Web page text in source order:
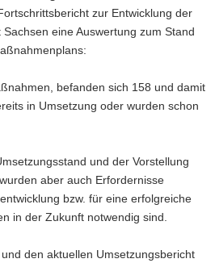
zur Entwicklung der
eine Auswertung zum Stand
befanden sich 158 und damit
in Umsetzung oder wurden schon
und der Vorstellung
aber auch Erfordernisse
bzw. für eine erfolgreiche
in der Zukunft notwendig sind.
den aktuellen Umsetzungsbericht